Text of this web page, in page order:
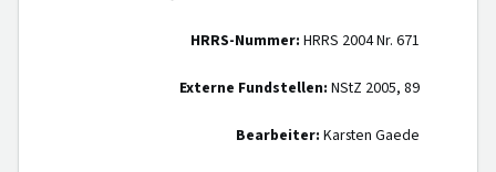
HRRS-Nummer: HRRS 2004 Nr. 671
Externe Fundstellen: NStZ 2005, 89
Bearbeiter: Karsten Gaede